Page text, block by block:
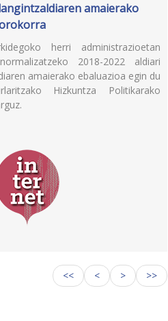
amaierako
herri administrazioetan
2018-2022 aldiari
amaierako ebaluazioa egin du
Hizkuntza Politikarako
<< < > >>